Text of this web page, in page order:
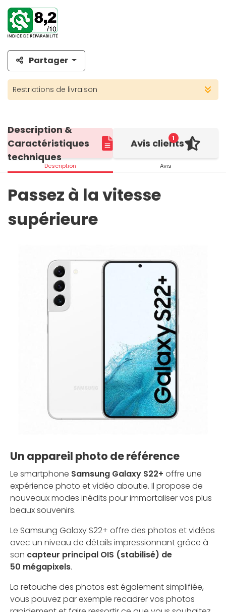
Partager
Restrictions de livraison
Description &
Caractéristiques
techniques
Description
1
Avis clients
Avis
Passez à la vitesse
supérieure
Un appareil photo de référence
Le smartphone Samsung Galaxy S22+ offre une
expérience photo et vidéo aboutie. Il propose de
nouveaux modes inédits pour immortaliser vos plus
beaux souvenirs.
Le Samsung Galaxy S22+ offre des photos et vidéos
avec un niveau de détails impressionnant grâce à
son capteur principal OIS (stabilisé) de
50 mégapixels.
La retouche des photos est également simplifiée,
vous pouvez par exemple recadrer vos photos